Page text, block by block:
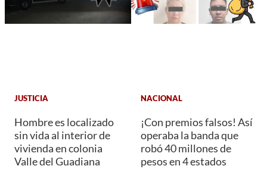
JUSTICIA
Hombre es localizado
sin vida al interior de
vivienda en colonia
Valle del Guadiana
NACIONAL
¡Con premios falsos! Así
operaba la banda que
robó 40 millones de
pesos en 4 estados